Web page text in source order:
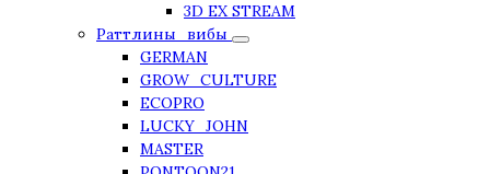
3D EX STREAM
Раттлины_вибы
GERMAN
GROW_CULTURE
ECOPRO
LUCKY_JOHN
MASTER